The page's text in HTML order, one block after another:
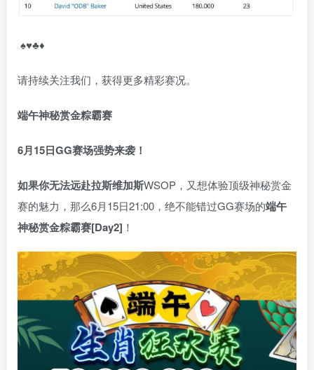
♠♥♣♦
请持续关注我们，获得更多精彩赛况。
端午神秘赏金粽霸赛
6月15日GG赛场强势来袭！
如果你无法远赴拉斯维加斯WSOP，又想体验顶级神秘赏金
赛的魅力，那么6月15日21:00，绝不能错过GG赛场的端午
神秘赏金粽霸赛[Day2] ！